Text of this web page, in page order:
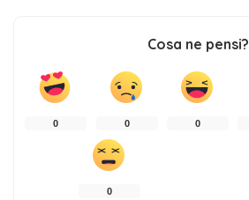
Cosa ne pensi?
0 0 0
0